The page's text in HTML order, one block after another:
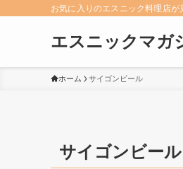
お気に入りのエスニック料理店が
エスニックマガ
ホーム サイゴンビール
サイゴンビール